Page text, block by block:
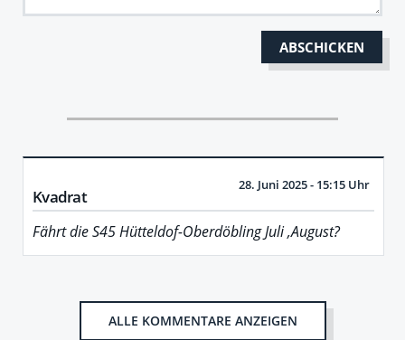
Kvadrat
28. Juni 2025 - 15:15 Uhr
Fährt die S45 Hütteldof-Oberdöbling Juli ,August?
ALLE KOMMENTARE ANZEIGEN